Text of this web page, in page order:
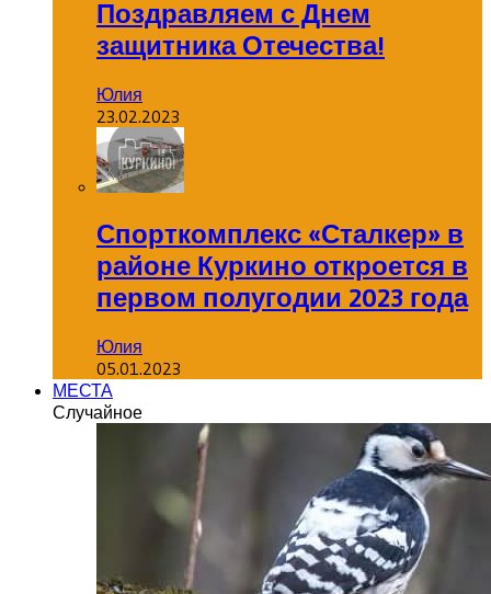
Поздравляем с Днем
защитника Отечества!
Юлия
23.02.2023
Спорткомплекс «Сталкер» в
районе Куркино откроется в
первом полугодии 2023 года
Юлия
05.01.2023
МЕСТА
Случайное